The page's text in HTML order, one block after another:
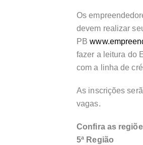
Os
devem realizar
PB
fazer a leitura do
com a linha de
As inscrições
vagas.
Confira as
5ª Região